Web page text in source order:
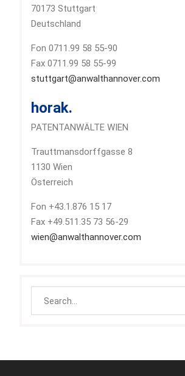
70173 Stuttgart
Deutschland
Fon 0711.99 58 55-90
Fax 0711.99 58 55-99
stuttgart@anwalthannover.com
horak.
PATENTANWÄLTE WIEN
Trauttmansdorffgasse 8
1130 Wien
Österreich
Fon +43.1.876 15 17
Fax +49.511.35 73 56-29
wien@anwalthannover.com